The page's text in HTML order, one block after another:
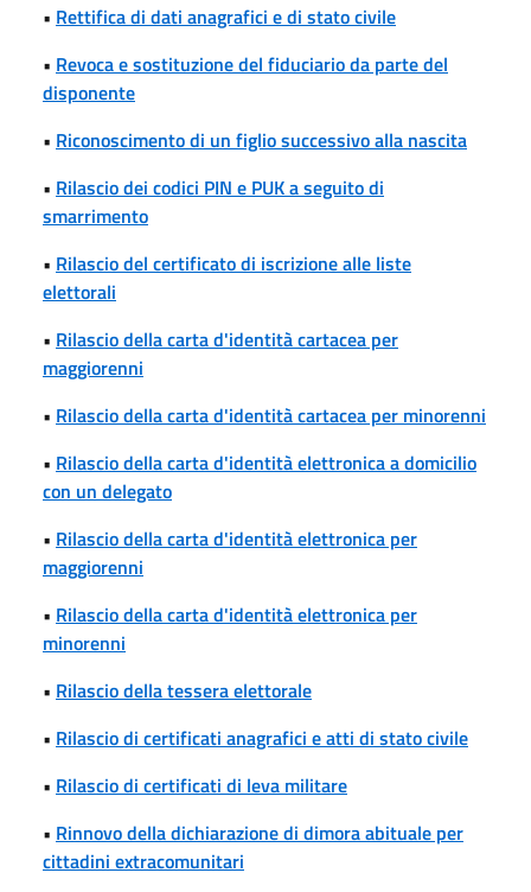
• Rettifica di dati anagrafici e di stato civile
• Revoca e sostituzione del fiduciario da parte del
disponente
• Riconoscimento di un figlio successivo alla nascita
• Rilascio dei codici PIN e PUK a seguito di
smarrimento
• Rilascio del certificato di iscrizione alle liste
elettorali
• Rilascio della carta d'identità cartacea per
maggiorenni
• Rilascio della carta d'identità cartacea per minorenni
• Rilascio della carta d'identità elettronica a domicilio
con un delegato
• Rilascio della carta d'identità elettronica per
maggiorenni
• Rilascio della carta d'identità elettronica per
minorenni
• Rilascio della tessera elettorale
• Rilascio di certificati anagrafici e atti di stato civile
• Rilascio di certificati di leva militare
• Rinnovo della dichiarazione di dimora abituale per
cittadini extracomunitari